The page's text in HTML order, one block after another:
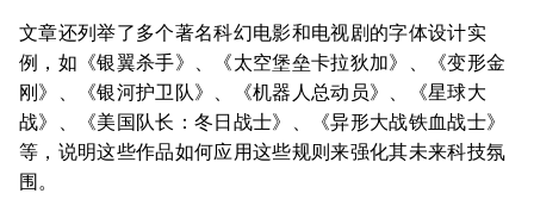
文章还列举了多个著名科幻电影和电视剧的字体设计实
例，如《银翼杀手》、《太空堡垒卡拉狄加》、《变形金
刚》、《银河护卫队》、《机器人总动员》、《星球大
战》、《美国队长：冬日战士》、《异形大战铁血战士》
等，说明这些作品如何应用这些规则来强化其未来科技氛
围。